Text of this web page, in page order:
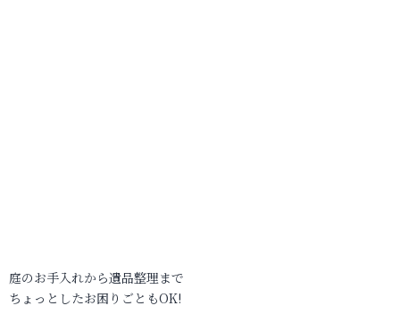
庭のお手入れから遺品整理まで
ちょっとしたお困りごともOK!